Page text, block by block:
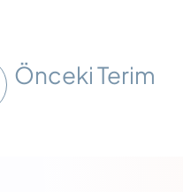
Önceki Terim